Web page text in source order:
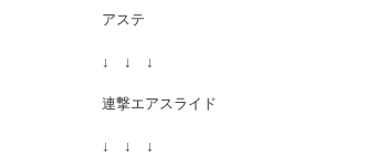
アステ
↓ ↓ ↓
連撃エアスライド
↓ ↓ ↓